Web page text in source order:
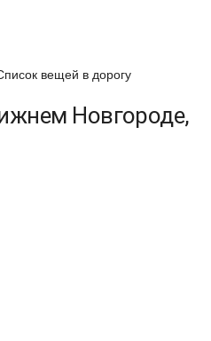
вещей в дорогу
Новгороде,